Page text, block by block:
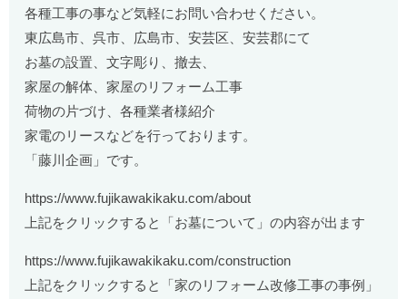
各種工事の事など気軽にお問い合わせください。
東広島市、呉市、広島市、安芸区、安芸郡にて
お墓の設置、文字彫り、撤去、
家屋の解体、家屋のリフォーム工事
荷物の片づけ、各種業者様紹介
家電のリースなどを行っております。
「藤川企画」です。
https://www.fujikawakikaku.com/about
上記をクリックすると「お墓について」の内容が出ます
https://www.fujikawakikaku.com/construction
上記をクリックすると「家のリフォーム改修工事の事例」